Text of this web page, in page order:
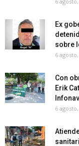
Ex
sobre
6
Con
Erik
6